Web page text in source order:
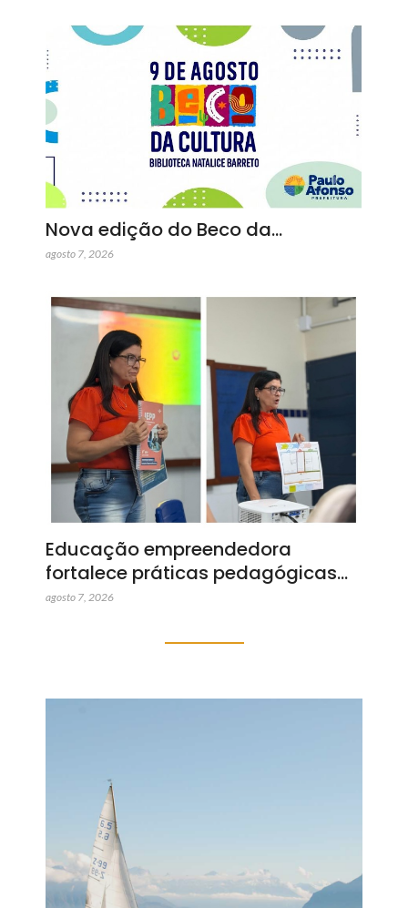
Nova edição do Beco da…
agosto 7, 2026
Educação empreendedora
fortalece práticas pedagógicas…
agosto 7, 2026